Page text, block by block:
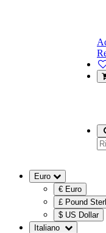
Euro
€ Euro
£ Pound
$ US Dollar
Italiano